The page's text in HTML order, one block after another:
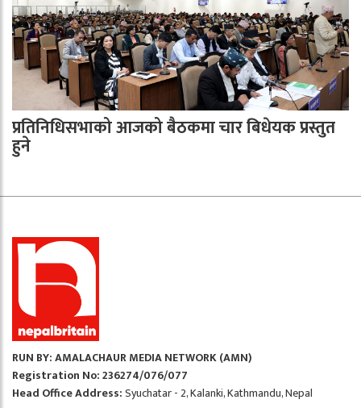
प्रतिनिधिसभाको आजको बैठकमा चार बिधेयक प्रस्तुत
हुने
RUN BY: AMALACHAUR MEDIA NETWORK (AMN)
Registration No: 236274/076/077
Head Office Address:Syuchatar - 2, Kalanki, Kathmandu, Nepal